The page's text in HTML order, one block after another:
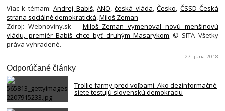
Viac k témam:Andrej Babiš,ANO,česká vláda,Česko, ČSSD Česká
strana sociálně demokratická,Miloš Zeman
Zdroj: Webnoviny.sk – Miloš Zeman vymenoval novú menšinovú
vládu, premiér Babiš chce byť druhým Masarykom © SITA Všetky
práva vyhradené.
27. júna 2018
Odporúčané články
Trollie farmy pred voľbami. Ako dezinformačné
siete testujú slovenskú demokraciu